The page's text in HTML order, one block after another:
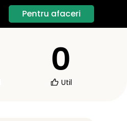
Pentru afaceri
0
Util